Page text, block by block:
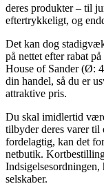
deres produkter – til
eftertrykkeligt, og
Det kan dog
på nettet efter rabat
House of Sander (Ø:
din handel, så du er
attraktive pris.
Du skal imidlertid
tilbyder deres varer til
fordelagtig, kan det
netbutik.
selskaber.